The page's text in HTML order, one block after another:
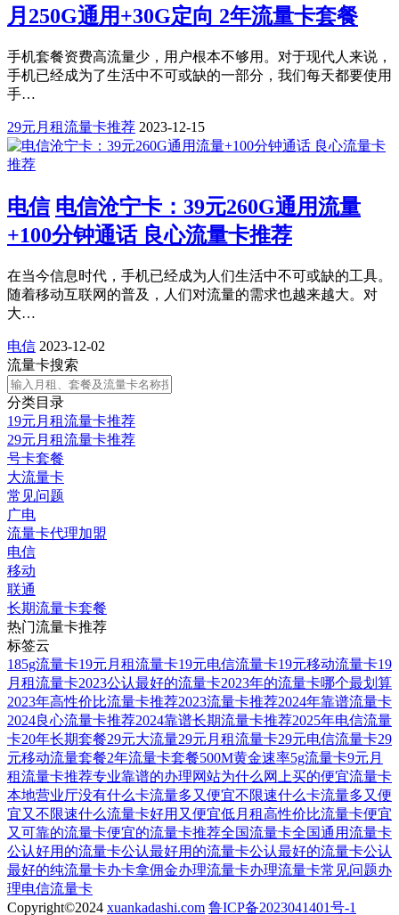
月250G通用+30G定向 2年流量卡套餐
手机套餐资费高流量少，用户根本不够用。对于现代人来说，
手机已经成为了生活中不可或缺的一部分，我们每天都要使用
手…
29元月租流量卡推荐 2023-12-15
电信 电信沧宁卡：39元260G通用流量
+100分钟通话 良心流量卡推荐
在当今信息时代，手机已经成为人们生活中不可或缺的工具。
随着移动互联网的普及，人们对流量的需求也越来越大。对
大…
电信 2023-12-02
流量卡搜索
分类目录
19元月租流量卡推荐
29元月租流量卡推荐
号卡套餐
大流量卡
常见问题
广电
流量卡代理加盟
电信
移动
联通
长期流量卡套餐
热门流量卡推荐
标签云
185g流量卡19元月租流量卡19元电信流量卡19元移动流量卡19
月租流量卡2023公认最好的流量卡2023年的流量卡哪个最划算
2023年高性价比流量卡推荐2023流量卡推荐2024年靠谱流量卡
2024良心流量卡推荐2024靠谱长期流量卡推荐2025年电信流量
卡20年长期套餐29元大流量29元月租流量卡29元电信流量卡29
元移动流量套餐2年流量卡套餐500M黄金速率5g流量卡9元月
租流量卡推荐专业靠谱的办理网站为什么网上买的便宜流量卡
本地营业厅没有什么卡流量多又便宜不限速什么卡流量多又便
宜又不限速什么流量卡好用又便宜低月租高性价比流量卡便宜
又可靠的流量卡便宜的流量卡推荐全国流量卡全国通用流量卡
公认好用的流量卡公认最好用的流量卡公认最好的流量卡公认
最好的纯流量卡办卡拿佣金办理流量卡办理流量卡常见问题办
理电信流量卡
Copyright©2024 xuankadashi.com 鲁ICP备2023041401号-1